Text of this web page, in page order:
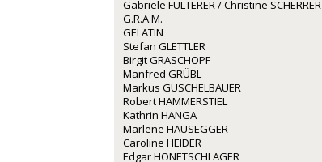
Gabriele FULTERER / Christine SCHERRER
G.R.A.M.
GELATIN
Stefan GLETTLER
Birgit GRASCHOPF
Manfred GRÜBL
Markus GUSCHELBAUER
Robert HAMMERSTIEL
Kathrin HANGA
Marlene HAUSEGGER
Caroline HEIDER
Edgar HONETSCHLÄGER